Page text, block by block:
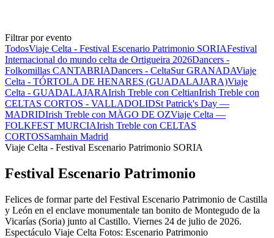
Filtrar por evento
TodosViaje Celta - Festival Escenario Patrimonio SORIAFestival
Internacional do mundo celta de Ortigueira 2026Dancers -
Folkomillas CANTABRIADancers - CeltaSur GRANADAViaje
Celta - TÓRTOLA DE HENARES (GUADALAJARA)Viaje
Celta - GUADALAJARAIrish Treble con CeltianIrish Treble con
CELTAS CORTOS - VALLADOLIDSt Patrick's Day —
MADRIDIrish Treble con MÄGO DE OZViaje Celta —
FOLKFEST MURCIAIrish Treble con CELTAS
CORTOSSamhain Madrid
Viaje Celta - Festival Escenario Patrimonio SORIA
Festival Escenario Patrimonio
Felices de formar parte del Festival Escenario Patrimonio de Castilla
y León en el enclave monumentale tan bonito de Montegudo de la
Vicarías (Soria) junto al Castillo. Viernes 24 de julio de 2026.
Espectáculo Viaje Celta Fotos: Escenario Patrimonio